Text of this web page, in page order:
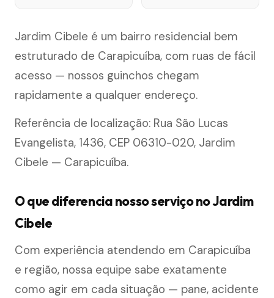
Jardim Cibele é um bairro residencial bem
estruturado de Carapicuíba, com ruas de fácil
acesso — nossos guinchos chegam
rapidamente a qualquer endereço.
Referência de localização: Rua São Lucas
Evangelista, 1436, CEP 06310-020, Jardim
Cibele — Carapicuíba.
O que diferencia nosso serviço no Jardim
Cibele
Com experiência atendendo em Carapicuíba
e região, nossa equipe sabe exatamente
como agir em cada situação — pane, acidente